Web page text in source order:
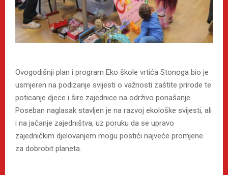
Ovogodišnji plan i program Eko škole vrtića Stonoga bio je
usmjeren na podizanje svijesti o važnosti zaštite prirode te
poticanje djece i šire zajednice na održivo ponašanje.
Poseban naglasak stavljen je na razvoj ekološke svijesti, ali
i na jačanje zajedništva, uz poruku da se upravo
zajedničkim djelovanjem mogu postići najveće promjene
za dobrobit planeta.